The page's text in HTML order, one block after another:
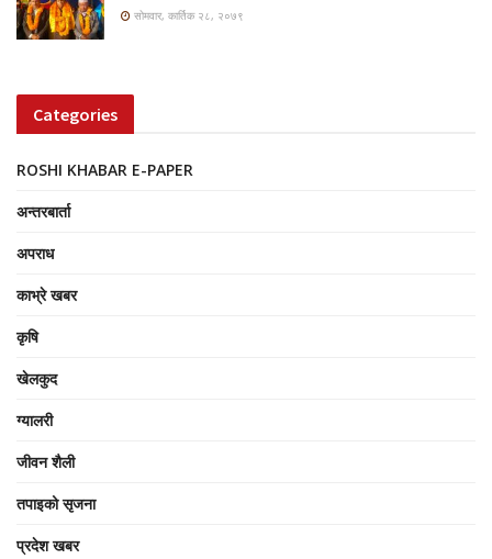
सोमवार, कार्तिक २८, २०७९
Categories
ROSHI KHABAR E-PAPER
अन्तरबार्ता
अपराध
काभ्रे खबर
कृषि
खेलकुद
ग्यालरी
जीवन शैली
तपाइको सृजना
प्रदेश खबर